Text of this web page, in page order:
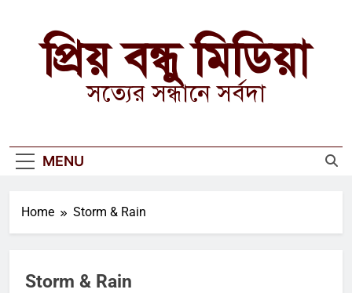
contentপ্রিয় বন্ধু মিডিয়া
সত্যের সন্ধানে সর্বদা
MENU
Home Storm & Rain
Storm & Rain
নদীয়া-২৪ পরগনা